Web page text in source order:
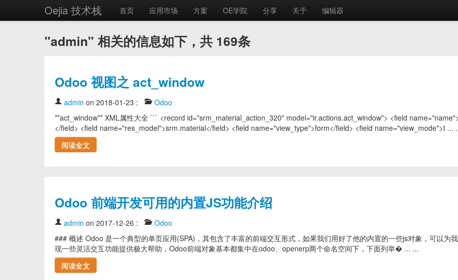
Oejia 技术栈 首页 应用市场 方案 OE学院 分享 关于 编辑器
"admin" 相关的信息如下，共 169条
Odoo 视图之 act_window
admin on 2018-01-23 :
Odoo
**act_window** XML属性大全 ``` <record id="srm_material_action_320" model="ir.actions.act_window"> <field
</field> <field name="res_model">srm.material</field> <field name="view_type">form</field> <field name="view_mode">t ...
阅读全文
Odoo 前端开发可用的内置JS功能介绍
admin on 2017-12-26 :
Odoo
### 概述 Odoo 是一个典型的单页应用(SPA)，其包含了丰富的前端交互形式，如果我们用好了他的内置的一些js对象，可以为
现一些灵活交互功能提供极大帮助，Odoo前端对象基本都集中在odoo、openerp两个命名空间下，下面列举� ... ...
阅读全文